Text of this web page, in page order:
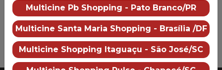
Preço dos ingressos
PUBLICIDADE
Multicine Pb Shopping - Pato Branco/PR
Multicine Santa Maria Shopping - Brasília /DF
Multicine Shopping Itaguaçu - São José/SC